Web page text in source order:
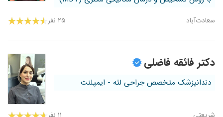
سعادت‌آباد ۲۵ نفر
دکتر فائقه فاضلی
دندانپزشک متخصص جراحی لثه - ایمپلنت